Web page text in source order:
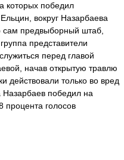
которых победил
вокруг Назарбаева
сам предвыборный штаб,
представители
перед главой
начав открытую травлю
действовали только во вред
Назарбаев победил на
процента голосов